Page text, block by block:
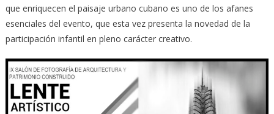
que enriquecen el paisaje urbano cubano es uno de los afanes
esenciales del evento, que esta vez presenta la novedad de la
participación infantil en pleno carácter creativo.